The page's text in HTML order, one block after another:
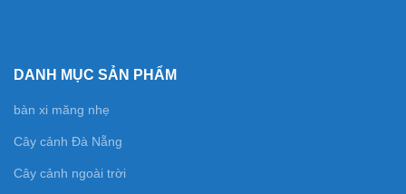
DANH MỤC SẢN PHẨM
bàn xi măng nhẹ
Cây cảnh Đà Nẵng
Cây cảnh ngoài trời